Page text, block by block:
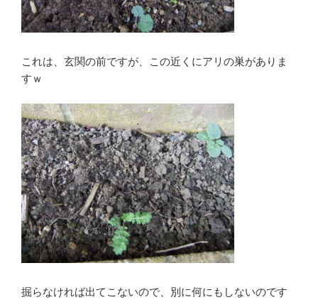
これは、玄関の前ですが、この近くにアリの巣がありま
すｗ
掘らなければ出てこないので、別に何にもしないのです